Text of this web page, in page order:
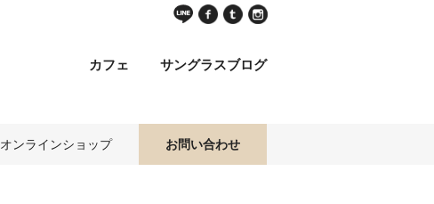
サングラスブログ
カフェ
オンラインショップ お問い合わせ